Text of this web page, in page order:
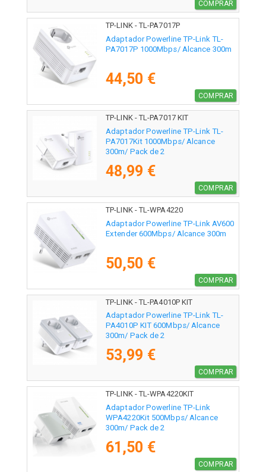
COMPRAR
TP-LINK - TL-PA7017P
Adaptador Powerline TP-Link TL-
PA7017P 1000Mbps/ Alcance 300m
44,50 €
COMPRAR
TP-LINK - TL-PA7017 KIT
Adaptador Powerline TP-Link TL-
PA7017Kit 1000Mbps/ Alcance
300m/ Pack de 2
48,99 €
COMPRAR
TP-LINK - TL-WPA4220
Adaptador Powerline TP-Link AV600
Extender 600Mbps/ Alcance 300m
50,50 €
COMPRAR
TP-LINK - TL-PA4010P KIT
Adaptador Powerline TP-Link TL-
PA4010P KIT 600Mbps/ Alcance
300m/ Pack de 2
53,99 €
COMPRAR
TP-LINK - TL-WPA4220KIT
Adaptador Powerline TP-Link
WPA4220Kit 500Mbps/ Alcance
300m/ Pack de 2
61,50 €
COMPRAR